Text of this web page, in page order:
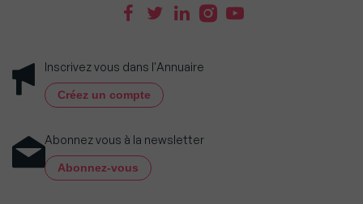
Inscrivez vous dans l'Annuaire
Créez un compte
Abonnez vous à la newsletter
Abonnez-vous